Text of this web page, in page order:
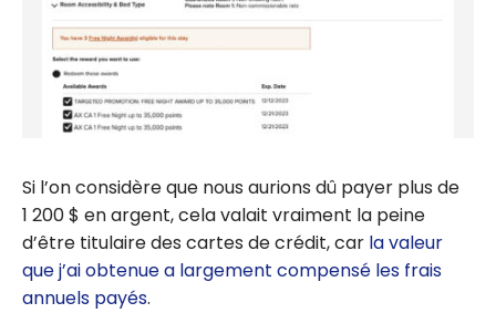
Si l’on considère que nous aurions dû payer plus de
1 200 $ en argent, cela valait vraiment la peine
d’être titulaire des cartes de crédit, car la valeur
que j’ai obtenue a largement compensé les frais
annuels payés.